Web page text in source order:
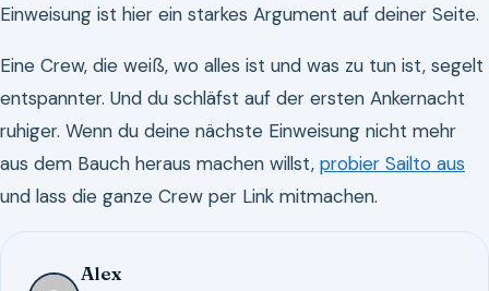
Einweisung ist hier ein starkes Argument auf deiner Seite.
Eine Crew, die weiß, wo alles ist und was zu tun ist, segelt
entspannter. Und du schläfst auf der ersten Ankernacht
ruhiger. Wenn du deine nächste Einweisung nicht mehr
aus dem Bauch heraus machen willst, probier Sailto aus
und lass die ganze Crew per Link mitmachen.
Alex